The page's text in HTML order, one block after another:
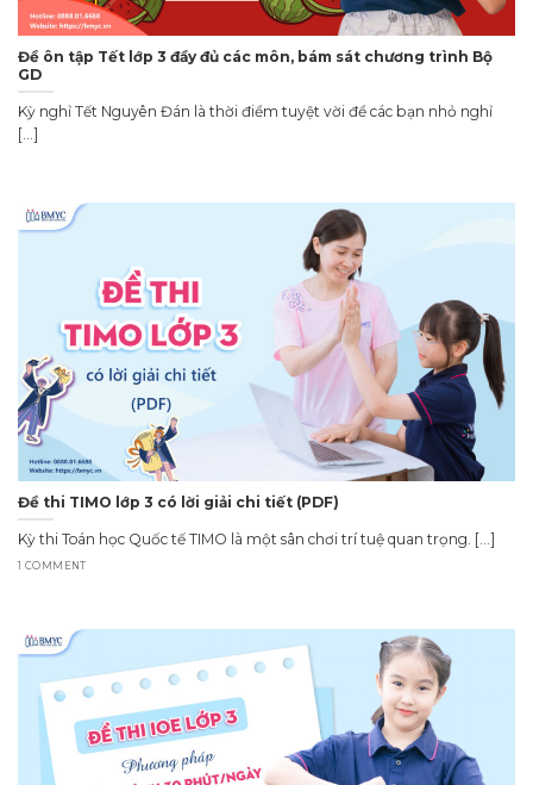
Đề ôn tập Tết lớp 3 đầy đủ các môn, bám sát chương trình Bộ
GD
Kỳ nghỉ Tết Nguyên Đán là thời điểm tuyệt vời để các bạn nhỏ nghỉ
[...]
Đề thi TIMO lớp 3 có lời giải chi tiết (PDF)
Kỳ thi Toán học Quốc tế TIMO là một sân chơi trí tuệ quan trọng. [...]
1 COMMENT